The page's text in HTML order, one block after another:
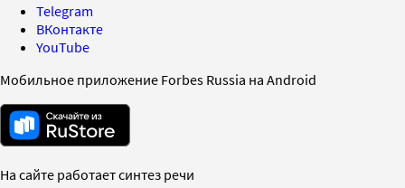
Telegram
ВКонтакте
YouTube
Мобильное приложение Forbes Russia на Android
На сайте работает синтез речи